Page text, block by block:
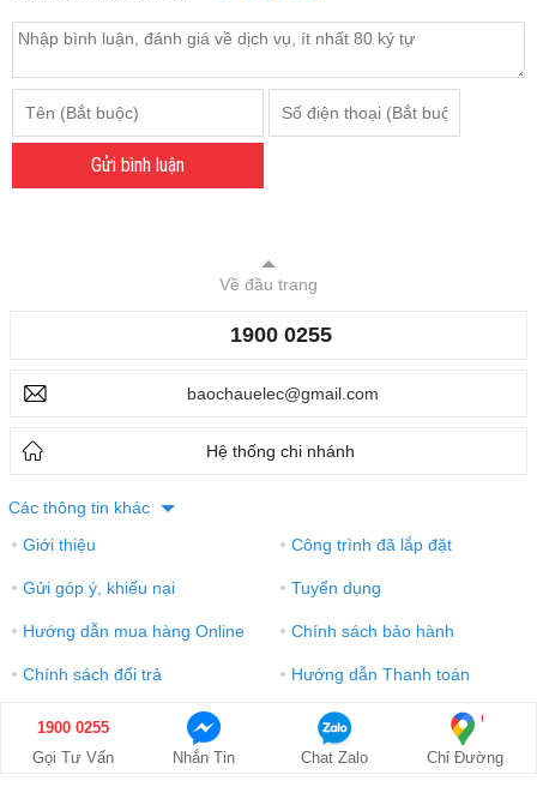
Gửi bình luận
1900 0255
Về đầu trang
1900 0255
baochauelec@gmail.com
Hệ thống chi nhánh
Các thông tin khác
● Giới thiệu ● Công trình đã lắp đặt
● Gửi góp ý, khiếu nại ● Tuyển dụng
● Hướng dẫn mua hàng Online ● Chính sách bảo hành
● Chính sách đổi trả ● Hướng dẫn Thanh toán
Điều khoản sử dụng Xem bản desktop
1900 0255
Gọi Tư Vấn
Nhắn Tin Chat Zalo Chỉ Đường